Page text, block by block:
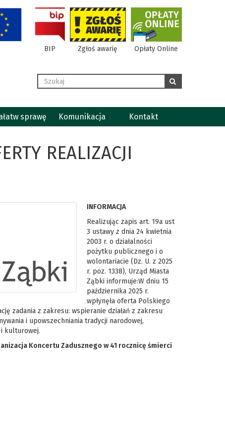
BIP Zgłoś awarię Opłaty Online
Wyszukaj szukaj
sprawę Komunikacja Kontakt
REALIZACJI
INFORMACJA
Realizując zapis art. 19a ust
3 ustawy z dnia 24 kwietnia
2003 r. o działalności
pożytku publicznego i o
wolontariacie (Dz. U. z 2025
r. poz. 1338), Urząd Miasta
Ząbki informuje:W dniu 15
października 2025 r.
wpłynęła oferta Polskiego
zadania z zakresu: wspieranie działań z zakresu
i upowszechniania tradycji narodowej,
kulturowej.
Koncertu Zadusznego w 41 rocznicę śmierci